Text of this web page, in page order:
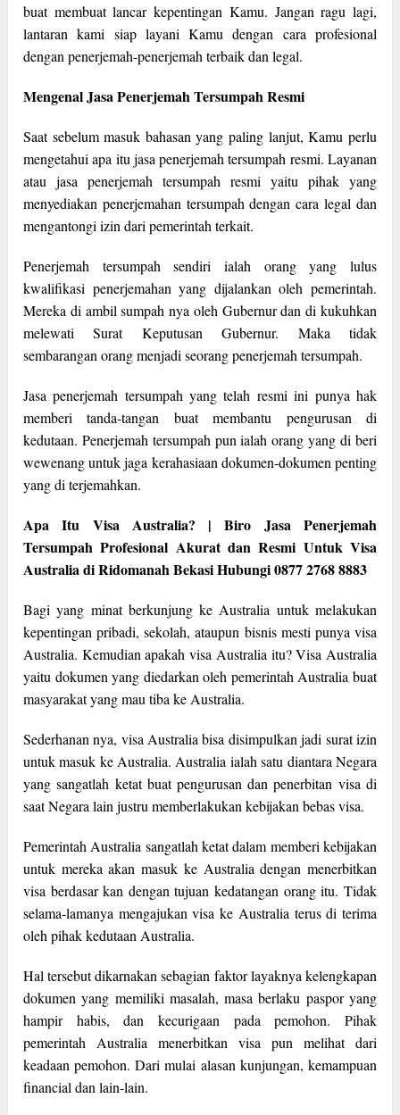
buat membuat lancar kepentingan Kamu. Jangan ragu lagi,
lantaran kami siap layani Kamu dengan cara profesional
dengan penerjemah-penerjemah terbaik dan legal.
Mengenal Jasa Penerjemah Tersumpah Resmi
Saat sebelum masuk bahasan yang paling lanjut, Kamu perlu
mengetahui apa itu jasa penerjemah tersumpah resmi. Layanan
atau jasa penerjemah tersumpah resmi yaitu pihak yang
menyediakan penerjemahan tersumpah dengan cara legal dan
mengantongi izin dari pemerintah terkait.
Penerjemah tersumpah sendiri ialah orang yang lulus
kwalifikasi penerjemahan yang dijalankan oleh pemerintah.
Mereka di ambil sumpah nya oleh Gubernur dan di kukuhkan
melewati Surat Keputusan Gubernur. Maka tidak
sembarangan orang menjadi seorang penerjemah tersumpah.
Jasa penerjemah tersumpah yang telah resmi ini punya hak
memberi tanda-tangan buat membantu pengurusan di
kedutaan. Penerjemah tersumpah pun ialah orang yang di beri
wewenang untuk jaga kerahasiaan dokumen-dokumen penting
yang di terjemahkan.
Apa Itu Visa Australia? | Biro Jasa Penerjemah
Tersumpah Profesional Akurat dan Resmi Untuk Visa
Australia di Ridomanah Bekasi Hubungi 0877 2768 8883
Bagi yang minat berkunjung ke Australia untuk melakukan
kepentingan pribadi, sekolah, ataupun bisnis mesti punya visa
Australia. Kemudian apakah visa Australia itu? Visa Australia
yaitu dokumen yang diedarkan oleh pemerintah Australia buat
masyarakat yang mau tiba ke Australia.
Sederhanan nya, visa Australia bisa disimpulkan jadi surat izin
untuk masuk ke Australia. Australia ialah satu diantara Negara
yang sangatlah ketat buat pengurusan dan penerbitan visa di
saat Negara lain justru memberlakukan kebijakan bebas visa.
Pemerintah Australia sangatlah ketat dalam memberi kebijakan
untuk mereka akan masuk ke Australia dengan menerbitkan
visa berdasar kan dengan tujuan kedatangan orang itu. Tidak
selama-lamanya mengajukan visa ke Australia terus di terima
oleh pihak kedutaan Australia.
Hal tersebut dikarnakan sebagian faktor layaknya kelengkapan
dokumen yang memiliki masalah, masa berlaku paspor yang
hampir habis, dan kecurigaan pada pemohon. Pihak
pemerintah Australia menerbitkan visa pun melihat dari
keadaan pemohon. Dari mulai alasan kunjungan, kemampuan
financial dan lain-lain.